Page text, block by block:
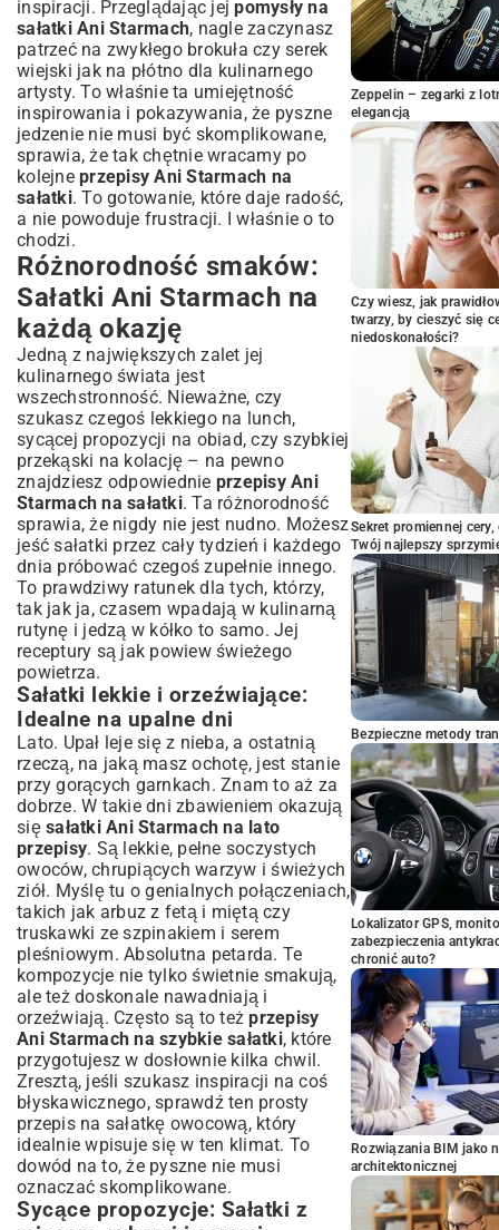
Przepis na sałatkę gyros Ani Starmach:
Klasyka w nowym wydaniu
Egzotyczne połączenia: Sałatka z
kurczakiem, mango i awokado
Sezonowe inspiracje: Sałatka z arbuza i
fety
Sekrety Ani Starmach: Wskazówki i triki
dla idealnej sałatki
Podsumowanie: Dlaczego warto odkryć
przepisy Ani Starmach na sałatki?
inspiracji. Przeglądając jejpomysły na
sałatki Ani Starmach, nagle zaczynasz
patrzeć na zwykłego brokuła czy serek
wiejski jak na płótno dla kulinarnego
artysty. To właśnie ta umiejętność
inspirowania i pokazywania, że pyszne
jedzenie nie musi być skomplikowane,
sprawia, że tak chętnie wracamy po
kolejne przepisy Ani Starmach na
sałatki. To gotowanie, które daje radość,
a nie powoduje frustracji. I właśnie o to
chodzi.
Różnorodność smaków:
Sałatki Ani Starmach na
każdą okazję
Jedną z największych zalet jej
kulinarnego świata jest
wszechstronność. Nieważne, czy
szukasz czegoś lekkiego na lunch,
sycącej propozycji na obiad, czy szybkiej
przekąski na kolację – na pewno
znajdziesz odpowiednie przepisy Ani
Starmach na sałatki. Ta różnorodność
sprawia, że nigdy nie jest nudno. Możesz
jeść sałatki przez cały tydzień i każdego
dnia próbować czegoś zupełnie innego.
To prawdziwy ratunek dla tych, którzy,
tak jak ja, czasem wpadają w kulinarną
rutynę i jedzą w kółko to samo. Jej
receptury są jak powiew świeżego
powietrza.
Sałatki lekkie i orzeźwiające:
Idealne na upalne dni
Lato. Upał leje się z nieba, a ostatnią
rzeczą, na jaką masz ochotę, jest stanie
przy gorących garnkach. Znam to aż za
dobrze. W takie dni zbawieniem okazują
się sałatki Ani Starmach na lato
przepisy. Są lekkie, pełne soczystych
owoców, chrupiących warzyw i świeżych
ziół. Myślę tu o genialnych połączeniach,
takich jak arbuz z fetą i miętą czy
truskawki ze szpinakiem i serem
pleśniowym. Absolutna petarda. Te
kompozycje nie tylko świetnie smakują,
ale też doskonale nawadniają i
orzeźwiają. Często są to teżprzepisy
Ani Starmach na szybkie sałatki, które
przygotujesz w dosłownie kilka chwil.
Zresztą, jeśli szukasz inspiracji na coś
błyskawicznego, sprawdź ten prosty
przepis na sałatkę owocową, który
idealnie wpisuje się w ten klimat. To
dowód na to, że pyszne nie musi
oznaczać skomplikowane.
Sycące propozycje: Sałatki z
Zeppelin – zegarki z
elegancją
Czy wiesz, jak
twarzy, by cieszyć się
niedoskonałości?
Sekret promiennej
Twój najlepszy
Bezpieczne metody
Lokalizator GPS,
zabezpieczenia
chronić auto?
Rozwiązania BIM jako
architektonicznej